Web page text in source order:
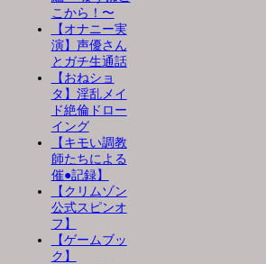
こから！〜
【オナニー実
演】声優さん
とガチ生通話
【おねショ
タ】淫乱メイ
ド絶倫ドロー
イング
【キモい調教
師たちによる
催●記録】
【クリムゾン
公式スピンオ
フ】
【ゲームブッ
ク】